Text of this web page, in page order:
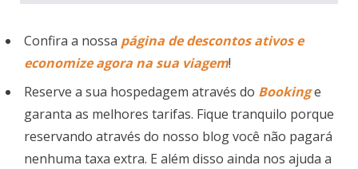
Confira a nossa página de descontos ativos e
economize agora na sua viagem!
Reserve a sua hospedagem através do Bookinge
garanta as melhores tarifas. Fique tranquilo porque
reservando através do nosso blog você não pagará
nenhuma taxa extra. E além disso ainda nos ajuda a